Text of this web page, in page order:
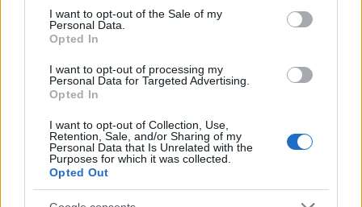
consent section.
I want to opt-out of the Sale of my
Personal Data.
Opted In
I want to opt-out of processing my
Personal Data for Targeted Advertising.
Opted In
I want to opt-out of Collection, Use,
Retention, Sale, and/or Sharing of my
Personal Data that Is Unrelated with the
Purposes for which it was collected.
Opted Out